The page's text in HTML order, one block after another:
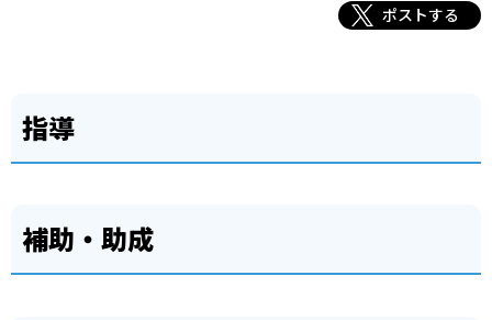
ポストする
指導
補助・助成